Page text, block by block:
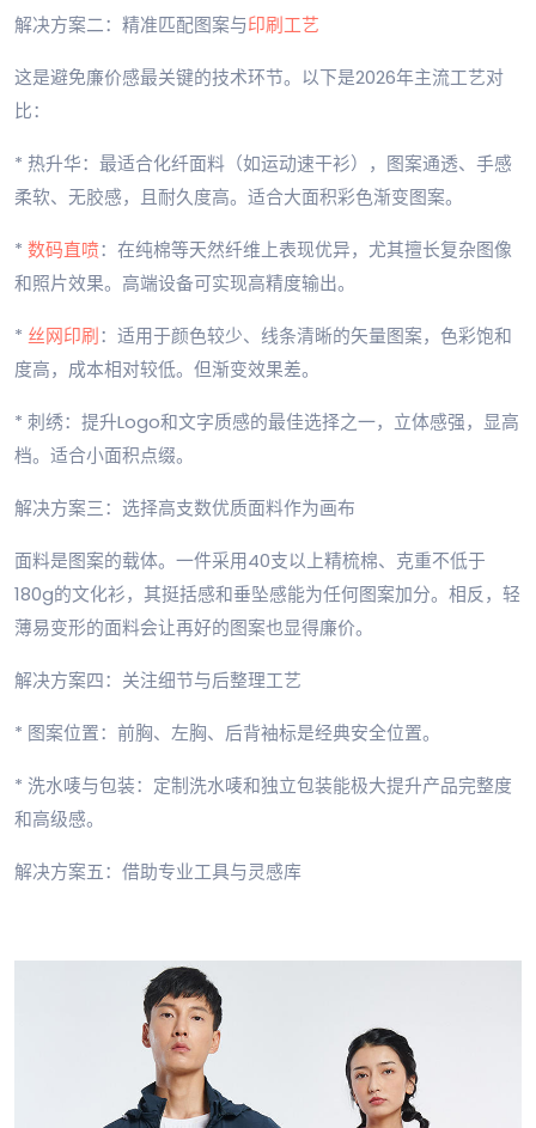
解决方案二：精准匹配图案与印刷工艺
这是避免廉价感最关键的技术环节。以下是2026年主流工艺对
比：
* 热升华：最适合化纤面料（如运动速干衫），图案通透、手感
柔软、无胶感，且耐久度高。适合大面积彩色渐变图案。
* 数码直喷：在纯棉等天然纤维上表现优异，尤其擅长复杂图像
和照片效果。高端设备可实现高精度输出。
* 丝网印刷：适用于颜色较少、线条清晰的矢量图案，色彩饱和
度高，成本相对较低。但渐变效果差。
* 刺绣：提升Logo和文字质感的最佳选择之一，立体感强，显高
档。适合小面积点缀。
解决方案三：选择高支数优质面料作为画布
面料是图案的载体。一件采用40支以上精梳棉、克重不低于
180g的文化衫，其挺括感和垂坠感能为任何图案加分。相反，轻
薄易变形的面料会让再好的图案也显得廉价。
解决方案四：关注细节与后整理工艺
* 图案位置：前胸、左胸、后背袖标是经典安全位置。
* 洗水唛与包装：定制洗水唛和独立包装能极大提升产品完整度
和高级感。
解决方案五：借助专业工具与灵感库